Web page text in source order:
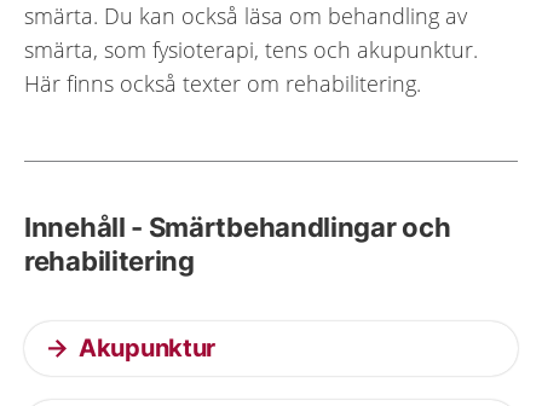
smärta. Du kan också läsa om behandling av
smärta, som fysioterapi, tens och akupunktur.
Här finns också texter om rehabilitering.
Innehåll - Smärtbehandlingar och
rehabilitering
Akupunktur